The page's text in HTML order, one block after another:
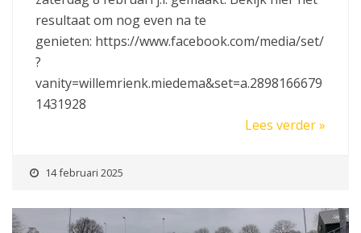
resultaat om nog even na te
genieten: https://www.facebook.com/media/set/
?
vanity=willemrienk.miedema&set=a.2898166679
1431928
Lees verder »
14 februari 2025